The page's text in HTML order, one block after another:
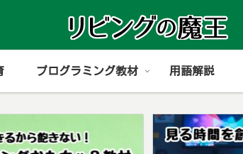
プログラミング教材 用語解説